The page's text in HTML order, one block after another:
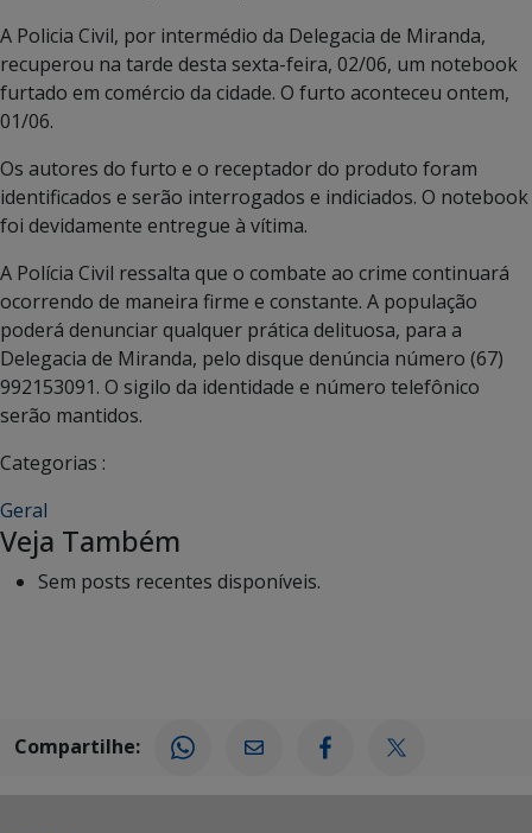
A Policia Civil, por intermédio da Delegacia de Miranda,
recuperou na tarde desta sexta-feira, 02/06, um notebook
furtado em comércio da cidade. O furto aconteceu ontem,
01/06.
Os autores do furto e o receptador do produto foram
identificados e serão interrogados e indiciados. O notebook
foi devidamente entregue à vítima.
A Polícia Civil ressalta que o combate ao crime continuará
ocorrendo de maneira firme e constante. A população
poderá denunciar qualquer prática delituosa, para a
Delegacia de Miranda, pelo disque denúncia número (67)
992153091. O sigilo da identidade e número telefônico
serão mantidos.
Categorias :
Geral
Veja Também
Sem posts recentes disponíveis.
Compartilhe: